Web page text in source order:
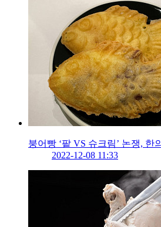
붕어빵 ‘팥 VS 슈크림’ 논쟁, 한
2022-12-08 11:33